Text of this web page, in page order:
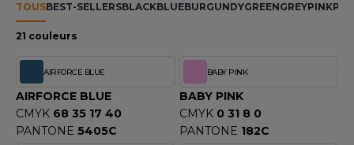
VETEMENTS
SHIRT
- BLANKS
COOL
TOUSBEST-SELLERSBLACKBLUEBURGUNDYGREENGREYPINK
21 couleurs
AIRFORCE BLUE
AIRFORCE BLUE
CMYK 68 35 17 40
PANTONE 5405C
BABY PINK
BABY PINK
CMYK 0 31 8 0
PANTONE 182C